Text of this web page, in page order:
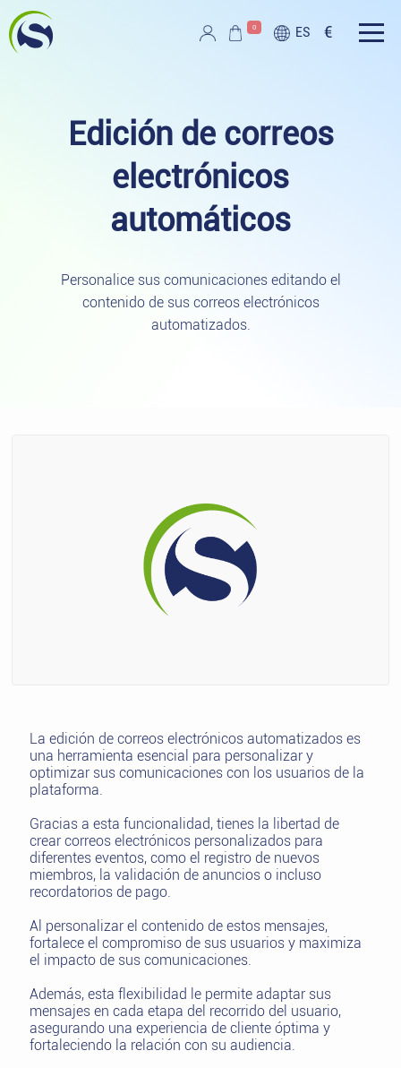
Ir al contenido principal
0 ES €
Edición de correos
electrónicos
automáticos
Personalice sus comunicaciones editando el
contenido de sus correos electrónicos
automatizados.
La edición de correos electrónicos automatizados es
una herramienta esencial para personalizar y
optimizar sus comunicaciones con los usuarios de la
plataforma.
Gracias a esta funcionalidad, tienes la libertad de
crear correos electrónicos personalizados para
diferentes eventos, como el registro de nuevos
miembros, la validación de anuncios o incluso
recordatorios de pago.
Al personalizar el contenido de estos mensajes,
fortalece el compromiso de sus usuarios y maximiza
el impacto de sus comunicaciones.
Además, esta flexibilidad le permite adaptar sus
mensajes en cada etapa del recorrido del usuario,
asegurando una experiencia de cliente óptima y
fortaleciendo la relación con su audiencia.